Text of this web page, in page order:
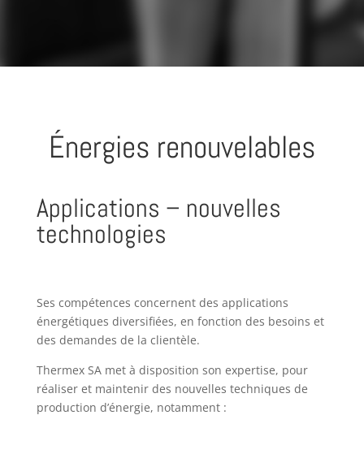
Énergies renouvelables
Applications – nouvelles
technologies
Ses compétences concernent des applications
énergétiques diversifiées, en fonction des besoins et
des demandes de la clientèle.
Thermex SA met à disposition son expertise, pour
réaliser et maintenir des nouvelles techniques de
production d’énergie, notamment :